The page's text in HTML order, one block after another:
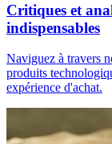
Critiques et
indispensables
Naviguez à travers
produits
expérience d'achat.